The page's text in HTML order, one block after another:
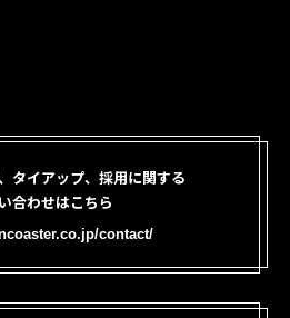
タイアップ、採用に関する
合わせはこちら
contact/